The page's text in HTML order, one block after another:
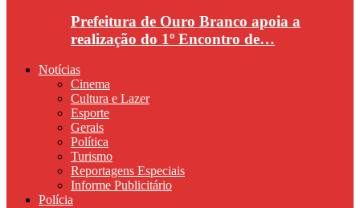
Prefeitura de Ouro Branco apoia a
realização do 1º Encontro de…
Notícias
Cinema
Cultura e Lazer
Esporte
Gerais
Política
Turismo
Reportagens Especiais
Informe Publicitário
Polícia